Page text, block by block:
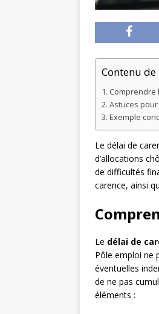
Contenu
Comprendre
Astuces
Exemple
Le délai de
d’allocations
de difficultés
carence, ainsi
Le délai de
Pôle emploi ne
éventuelles
de ne pas
éléments :